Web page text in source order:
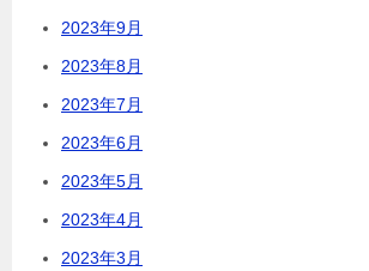
2023年9月
2023年8月
2023年7月
2023年6月
2023年5月
2023年4月
2023年3月